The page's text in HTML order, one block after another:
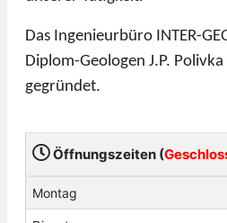
Das Ingenieurbüro INTER-
Diplom-Geologen J.P.
gegründet.
Öffnungszeiten (
Montag